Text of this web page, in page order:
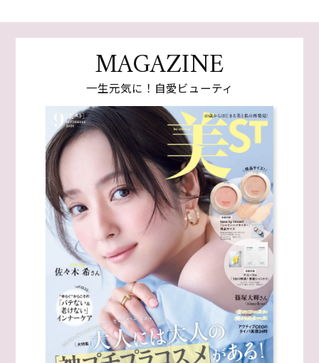
MAGAZINE
一生元気に！自愛ビューティ